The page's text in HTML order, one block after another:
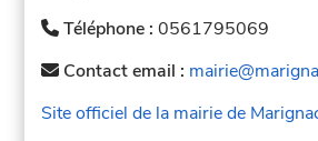
Téléphone :0561795069
Contact email :
Site officiel de la mairie de